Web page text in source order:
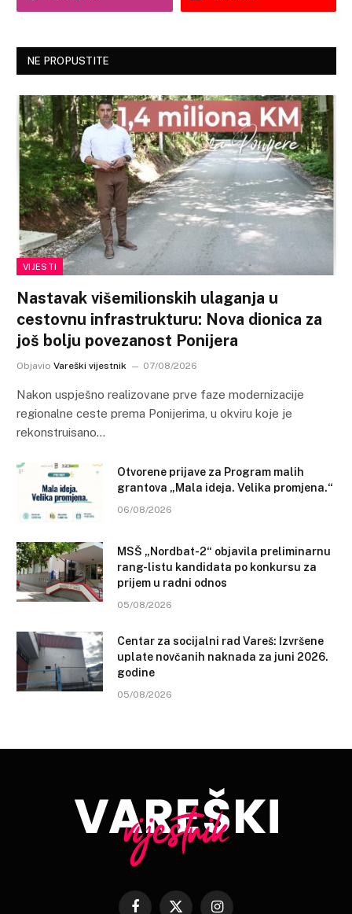
NE PROPUSTITE
VIJESTI
Nastavak višemilionskih ulaganja u
cestovnu infrastrukturu: Nova dionica za
još bolju povezanost Ponijera
Objavio Vareški vijestnik 07/08/2026
Nakon uspješno realizovane prve faze modernizacije
regionalne ceste prema Ponijerima, u okviru koje je
rekonstruisano…
Otvorene prijave za Program malih
grantova „Mala ideja. Velika promjena.“
06/08/2026
MSŠ „Nordbat-2“ objavila preliminarnu
rang-listu kandidata po konkursu za
prijem u radni odnos
05/08/2026
Centar za socijalni rad Vareš: Izvršene
uplate novčanih naknada za juni 2026.
godine
05/08/2026